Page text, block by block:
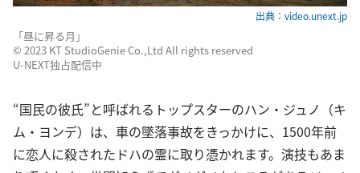
出典：video.unext.jp
「昼に昇る月」
©︎ 2023 KT StudioGenie Co.,Ltd All rights reserved
U-NEXT独占配信中
“国民の彼氏”と呼ばれるトップスターのハン・ジュノ（キ
ム・ヨンデ）は、車の墜落事故をきっかけに、1500年前
に恋人に殺されたドハの霊に取り憑かれます。演技もあま